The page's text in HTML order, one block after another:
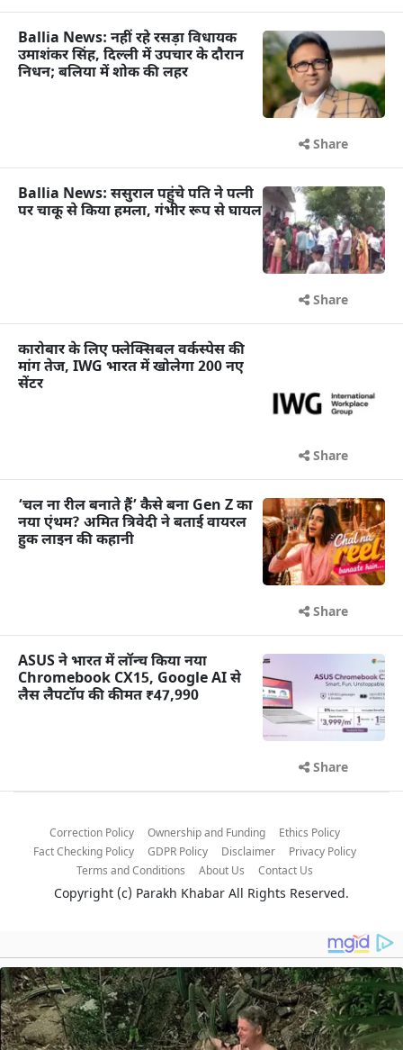
Ballia News: नहीं रहे रसड़ा विधायक
उमाशंकर सिंह, दिल्ली में उपचार के दौरान
निधन; बलिया में शोक की लहर
Share
Ballia News: ससुराल पहुंचे पति ने पत्नी
पर चाकू से किया हमला, गंभीर रूप से घायल
Share
कारोबार के लिए फ्लेक्सिबल वर्कस्पेस की
मांग तेज, IWG भारत में खोलेगा 200 नए
सेंटर
Share
‘चल ना रील बनाते हैं’ कैसे बना Gen Z का
नया एंथम? अमित त्रिवेदी ने बताई वायरल
हुक लाइन की कहानी
Share
ASUS ने भारत में लॉन्च किया नया
Chromebook CX15, Google AI से
लैस लैपटॉप की कीमत ₹47,990
Share
Correction Policy Ownership and Funding
Ethics Policy
Fact Checking Policy
GDPR Policy Disclaimer
Privacy Policy
Terms and Conditions
About Us Contact Us
Copyright (c) Parakh Khabar All Rights Reserved.